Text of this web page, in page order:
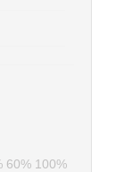
60% 100%